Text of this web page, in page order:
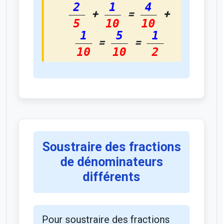
2
5
+
1
10
=
4
10
+
1
10
=
5
10
=
1
2
Soustraire des fractions
de dénominateurs
différents
Pour soustraire des fractions